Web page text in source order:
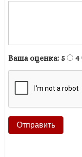
Ваша оценка: 5 4